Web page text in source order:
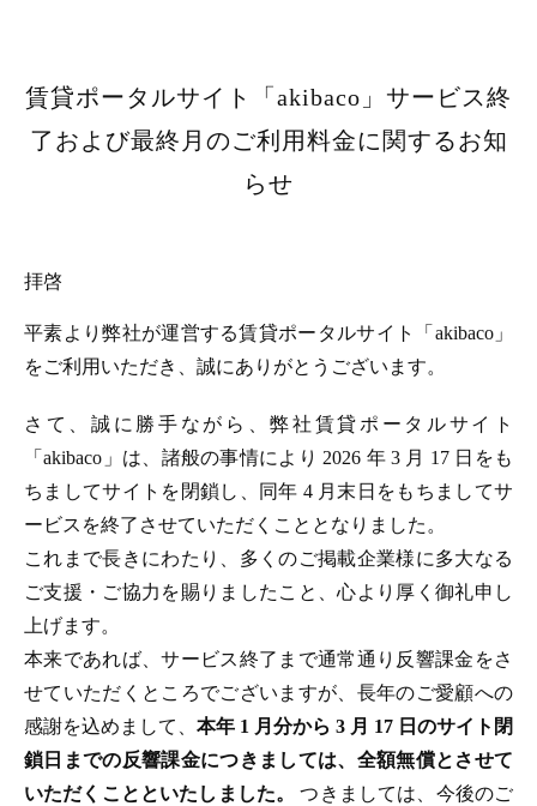
賃貸ポータルサイト「akibaco」サービス終
了および最終月のご利用料金に関するお知
らせ
拝啓
平素より弊社が運営する賃貸ポータルサイト「akibaco」
をご利用いただき、誠にありがとうございます。
さて、誠に勝手ながら、弊社賃貸ポータルサイト
「akibaco」は、諸般の事情により 2026 年 3 月 17 日をも
ちましてサイトを閉鎖し、同年 4 月末日をもちましてサ
ービスを終了させていただくこととなりました。
これまで長きにわたり、多くのご掲載企業様に多大なる
ご支援・ご協力を賜りましたこと、心より厚く御礼申し
上げます。
本来であれば、サービス終了まで通常通り反響課金をさ
せていただくところでございますが、長年のご愛顧への
感謝を込めまして、 本年 1 月分から 3 月 17 日のサイト閉
鎖日までの反響課金につきましては、全額無償とさせて
いただくことといたしました。つきましては、今後のご